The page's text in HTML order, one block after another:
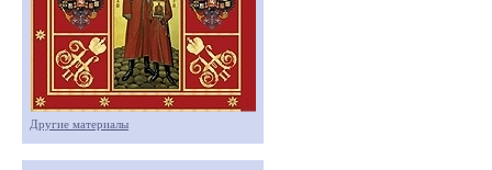
Другие материалы